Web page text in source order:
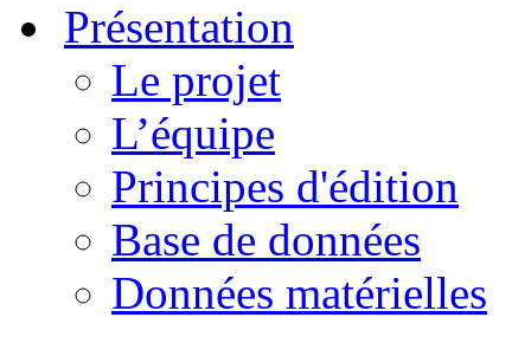
Présentation
Le projet
L’équipe
Principes d'édition
Base de données
Données matérielles